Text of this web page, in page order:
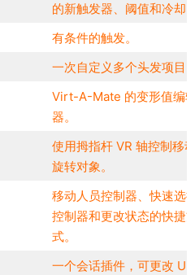
的新触发器、阈值和冷却
有条件的触发。
一次自定义多个头发项目
Virt-A-Mate 的变形值编
器。
使用拇指杆 VR 轴控制移
旋转对象。
移动人员控制器、快速选
控制器和更改状态的快捷
式。
一个会话插件，可更改 UI